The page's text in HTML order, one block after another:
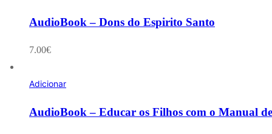
AudioBook – Dons do Espirito Santo
7.00€
Adicionar
AudioBook – Educar os Filhos com o Manual